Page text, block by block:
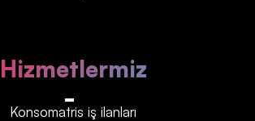
Hizmetlermiz
Konsomatris iş ilanları